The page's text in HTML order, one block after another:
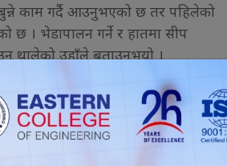
काम गर्दै आउनुभएको छ तर पहिलेको
छ । भेडापालन गर्ने र हातमा सीप
थालेको उहाँले बताउनुभयो ।
गाउँमा धेरैले राडीपाखी बुन्ने गर्थे,
यमलालले भन्नुभयो, “अहिले त भेडा
भनेको बेला पाइँदैन, अब विस्तारै यो पेसा